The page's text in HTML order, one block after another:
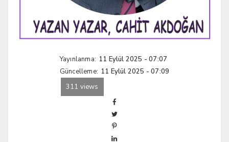
Yayınlanma: 11 Eylül 2025 - 07:07
Güncelleme: 11 Eylül 2025 - 07:09
311 views